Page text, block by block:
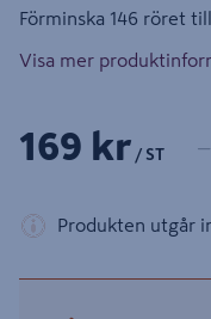
Förminska 146 röret
Visa mer
169 kr / ST −
Produkten utgår